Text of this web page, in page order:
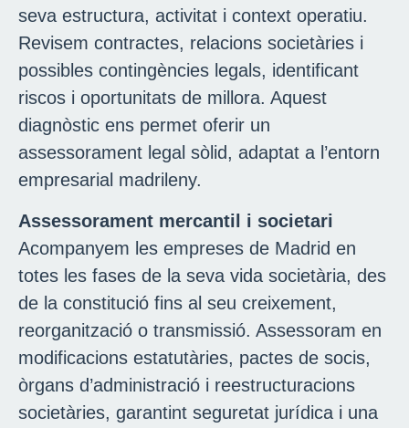
seva estructura, activitat i context operatiu.
Revisem contractes, relacions societàries i
possibles contingències legals, identificant
riscos i oportunitats de millora. Aquest
diagnòstic ens permet oferir un
assessorament legal sòlid, adaptat a l’entorn
empresarial madrileny.
Assessorament mercantil i societari
Acompanyem les empreses de Madrid en
totes les fases de la seva vida societària, des
de la constitució fins al seu creixement,
reorganització o transmissió. Assessoram en
modificacions estatutàries, pactes de socis,
òrgans d’administració i reestructuracions
societàries, garantint seguretat jurídica i una